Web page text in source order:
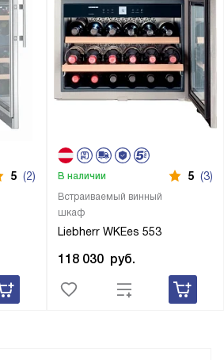
5 (2)
Встраиваемый винный
шкаф
Liebherr WKEes 553
В наличии 5 (3)
118 030 руб.